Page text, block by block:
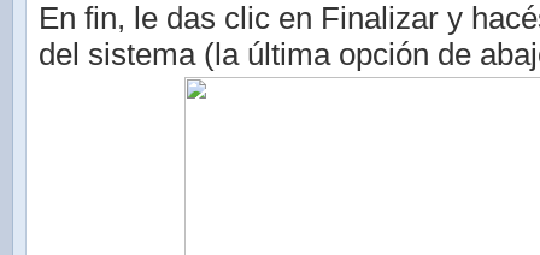
En fin, le das clic en Finalizar y
del sistema (la última opción de